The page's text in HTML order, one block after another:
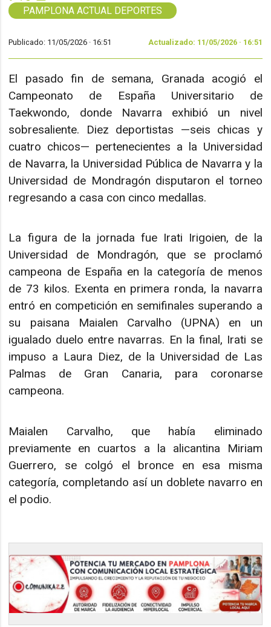
PAMPLONA ACTUAL DEPORTES
Publicado: 11/05/2026 · 16:51 Actualizado: 11/05/2026 · 16:51
El pasado fin de semana, Granada acogió el
Campeonato de España Universitario de
Taekwondo, donde Navarra exhibió un nivel
sobresaliente. Diez deportistas —seis chicas y
cuatro chicos— pertenecientes a la Universidad
de Navarra, la Universidad Pública de Navarra y la
Universidad de Mondragón disputaron el torneo
regresando a casa con cinco medallas.
La figura de la jornada fue Irati Irigoien, de la
Universidad de Mondragón, que se proclamó
campeona de España en la categoría de menos
de 73 kilos. Exenta en primera ronda, la navarra
entró en competición en semifinales superando a
su paisana Maialen Carvalho (UPNA) en un
igualado duelo entre navarras. En la final, Irati se
impuso a Laura Diez, de la Universidad de Las
Palmas de Gran Canaria, para coronarse
campeona.
Maialen Carvalho, que había eliminado
previamente en cuartos a la alicantina Miriam
Guerrero, se colgó el bronce en esa misma
categoría, completando así un doblete navarro en
el podio.